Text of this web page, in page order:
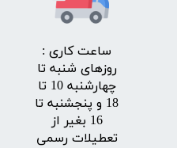
​ساعت کاری :
روزهای شنبه تا
چهارشنبه 10 تا
18 و پنجشنبه تا
16 بغیر از
تعطیلات رسمی